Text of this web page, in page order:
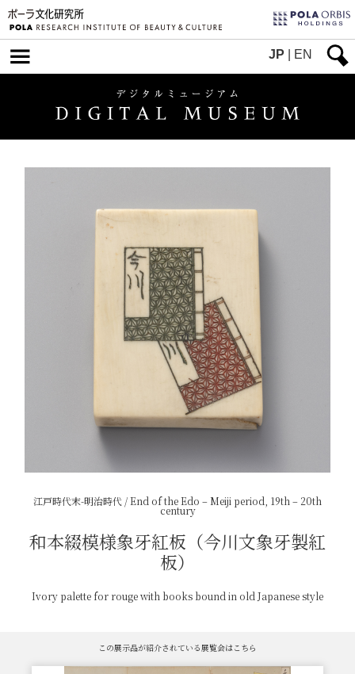
JP EN
江戸時代末-明治時代 / End of the Edo – Meiji period, 19th – 20th
century
和本綴模様象牙紅板（今川文象牙製紅
板）
Ivory palette for rouge with books bound in old Japanese style
この展示品が紹介されている展覧会はこちら